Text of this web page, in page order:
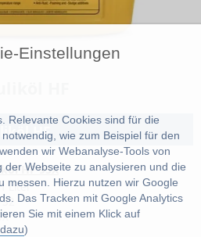
Einstellungen
Relevante Cookies sind für die
wie zum Beispiel für den
wir Webanalyse-Tools von
der Webseite zu analysieren und die
messen. Hierzu nutzen wir Google
Das Tracken mit Google Analytics
Sie mit einem Klick auf
)
HF
HF 95X
Liter